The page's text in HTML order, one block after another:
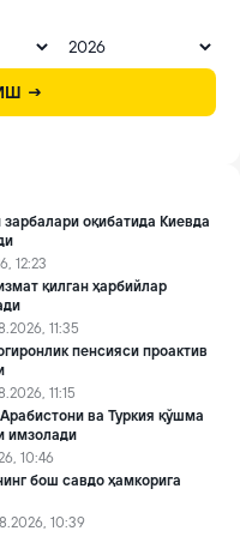
→
зарбалари оқибатида Киевда
12:23
қилган ҳарбийлар
11:35
пенсияси проактив
11:15
ва Туркия қўшма
имзолади
10:46
бош савдо ҳамкорига
10:39